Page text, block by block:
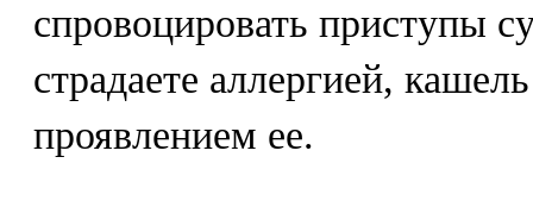
спровоцировать приступы
страдаете аллергией,
проявлением ее.